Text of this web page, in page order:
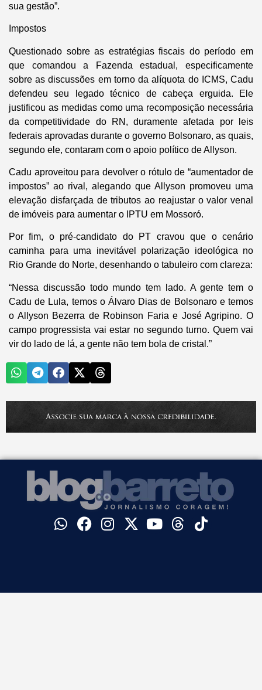
sua gestão”.
Impostos
Questionado sobre as estratégias fiscais do período em
que comandou a Fazenda estadual, especificamente
sobre as discussões em torno da alíquota do ICMS, Cadu
defendeu seu legado técnico de cabeça erguida. Ele
justificou as medidas como uma recomposição necessária
da competitividade do RN, duramente afetada por leis
federais aprovadas durante o governo Bolsonaro, as quais,
segundo ele, contaram com o apoio político de Allyson.
Cadu aproveitou para devolver o rótulo de “aumentador de
impostos” ao rival, alegando que Allyson promoveu uma
elevação disfarçada de tributos ao reajustar o valor venal
de imóveis para aumentar o IPTU em Mossoró.
Por fim, o pré-candidato do PT cravou que o cenário
caminha para uma inevitável polarização ideológica no
Rio Grande do Norte, desenhando o tabuleiro com clareza:
“Nessa discussão todo mundo tem lado. A gente tem o
Cadu de Lula, temos o Álvaro Dias de Bolsonaro e temos
o Allyson Bezerra de Robinson Faria e José Agripino. O
campo progressista vai estar no segundo turno. Quem vai
vir do lado de lá, a gente não tem bola de cristal.”